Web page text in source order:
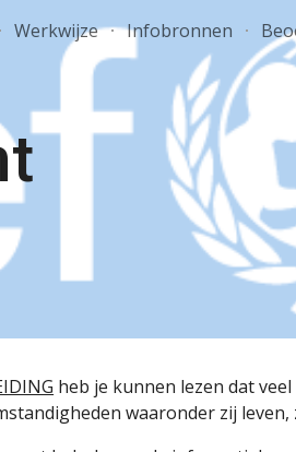
Skip to navigation
Werkwijze Infobronnen
heb je kunnen lezen dat
waaronder zij leven,